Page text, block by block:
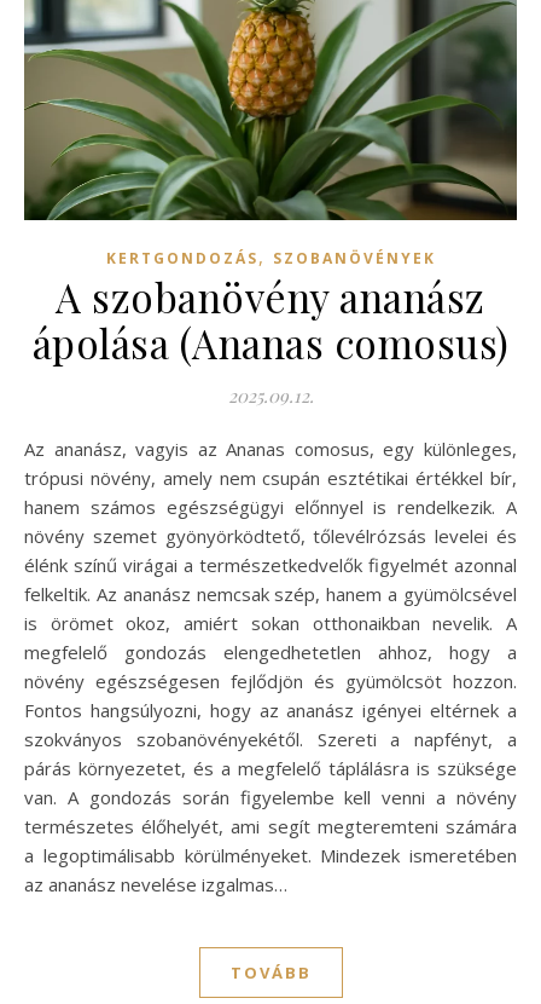
KERTGONDOZÁS, SZOBANÖVÉNYEK
A szobanövény ananász
ápolása (Ananas comosus)
2025.09.12.
Az ananász, vagyis az Ananas comosus, egy különleges,
trópusi növény, amely nem csupán esztétikai értékkel bír,
hanem számos egészségügyi előnnyel is rendelkezik. A
növény szemet gyönyörködtető, tőlevélrózsás levelei és
élénk színű virágai a természetkedvelők figyelmét azonnal
felkeltik. Az ananász nemcsak szép, hanem a gyümölcsével
is örömet okoz, amiért sokan otthonaikban nevelik. A
megfelelő gondozás elengedhetetlen ahhoz, hogy a
növény egészségesen fejlődjön és gyümölcsöt hozzon.
Fontos hangsúlyozni, hogy az ananász igényei eltérnek a
szokványos szobanövényekétől. Szereti a napfényt, a
párás környezetet, és a megfelelő táplálásra is szüksége
van. A gondozás során figyelembe kell venni a növény
természetes élőhelyét, ami segít megteremteni számára
a legoptimálisabb körülményeket. Mindezek ismeretében
az ananász nevelése izgalmas…
TOVÁBB